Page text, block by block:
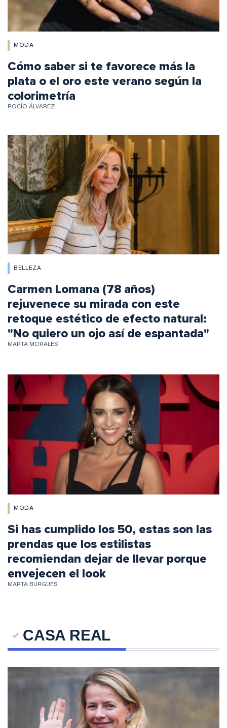
MODA
Cómo saber si te favorece más la
plata o el oro este verano según la
colorimetría
ROCÍO ÁLVAREZ
BELLEZA
Carmen Lomana (78 años)
rejuvenece su mirada con este
retoque estético de efecto natural:
"No quiero un ojo así de espantada"
MARTA MORALES
MODA
Si has cumplido los 50, estas son las
prendas que los estilistas
recomiendan dejar de llevar porque
envejecen el look
MARTA BURGUÉS
CASA REAL